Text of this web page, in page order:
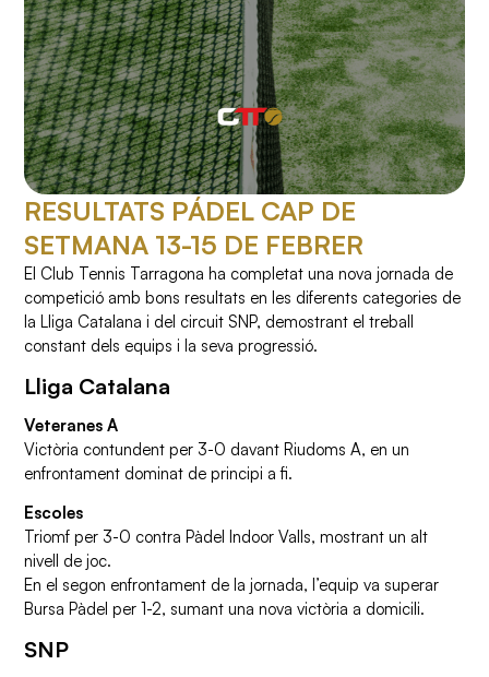
RESULTATS PÁDEL CAP DE
SETMANA 13-15 DE FEBRER
El Club Tennis Tarragona ha completat una nova jornada de
competició amb bons resultats en les diferents categories de
la Lliga Catalana i del circuit SNP, demostrant el treball
constant dels equips i la seva progressió.
Lliga Catalana
Veteranes A
Victòria contundent per 3-0 davant Riudoms A, en un
enfrontament dominat de principi a fi.
Escoles
Triomf per 3-0 contra Pàdel Indoor Valls, mostrant un alt
nivell de joc.
En el segon enfrontament de la jornada, l’equip va superar
Bursa Pàdel per 1-2, sumant una nova victòria a domicili.
SNP